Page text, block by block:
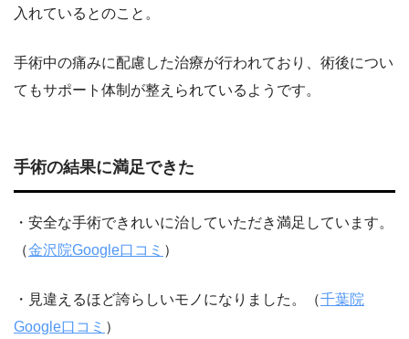
入れているとのこと。
手術中の痛みに配慮した治療が行われており、術後につい
てもサポート体制が整えられているようです。
手術の結果に満足できた
・安全な手術できれいに治していただき満足しています。
（金沢院Google口コミ ）
・見違えるほど誇らしいモノになりました。（千葉院
Google口コミ ）